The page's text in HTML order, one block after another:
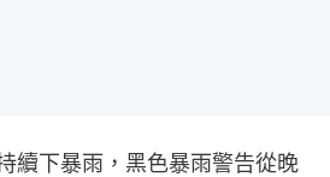
續下暴雨，黑色暴雨警告從晚